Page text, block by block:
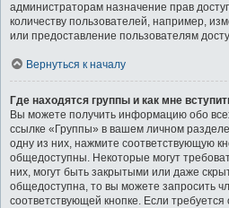
администраторам назначение прав
количеству пользователей, например,
или предоставление пользователям
Вернуться к началу
Где находятся группы и как мне
Вы можете получить информацию обо
ссылке «Группы» в вашем личном
одну из них, нажмите соответствующую
общедоступны. Некоторые могут
них, могут быть закрытыми или даже
общедоступна, то вы можете запросить
соответствующей кнопке. Если